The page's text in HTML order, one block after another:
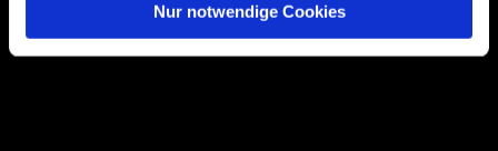
Nur notwendige Cookies